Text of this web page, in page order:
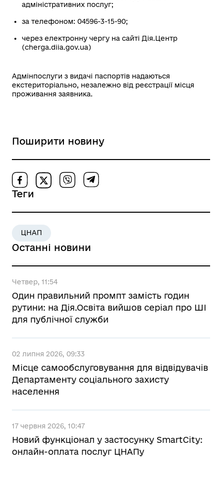
адміністративних послуг;
за телефоном: 04596-3-15-90;
через електронну чергу на сайті Дія.Центр
(cherga.diia.gov.ua)
Адмінпослуги з видачі паспортів надаються
екстериторіально, незалежно від реєстрації місця
проживання заявника.
Поширити новину
Теги
ЦНАП
Останні новини
Четвер, 11:54
Один правильний промпт замість годин
рутини: на Дія.Освіта вийшов серіал про ШІ
для публічної служби
02 липня 2026, 09:33
Місце самообслуговування для відвідувачів
Департаменту соціального захисту
населення
17 червня 2026, 10:47
Новий функціонал у застосунку SmartCity:
онлайн-оплата послуг ЦНАПу